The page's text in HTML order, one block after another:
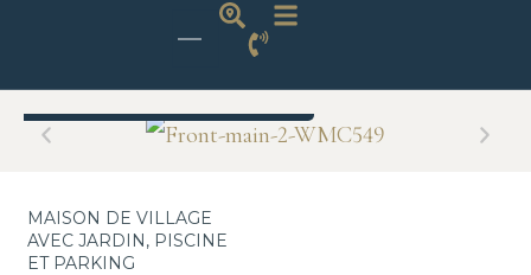
Non disponible
MAISON DE VILLAGE
AVEC JARDIN, PISCINE
ET PARKING